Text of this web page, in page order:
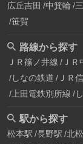
広丘吉田 中箕輪
笹賀
路線から探す
ＪＲ篠ノ井線 ＪＲ
しなの鉄道 ＪＲ
上田電鉄別所線
駅から探す
松本駅 長野駅 北